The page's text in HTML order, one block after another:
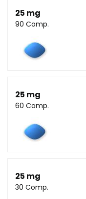
25 mg
90 Comp.
25 mg
60 Comp.
25 mg
30 Comp.